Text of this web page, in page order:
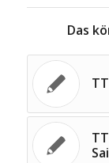
Das